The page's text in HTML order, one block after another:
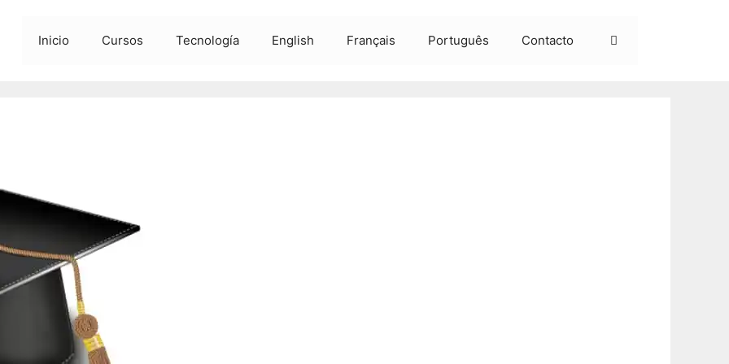
Inicio Cursos Tecnología English Français Português Contacto